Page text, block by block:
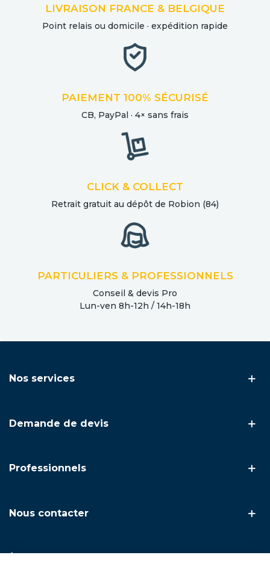
LIVRAISON FRANCE & BELGIQUE
Point relais ou domicile · expédition rapide
PAIEMENT 100% SÉCURISÉ
CB, PayPal · 4× sans frais
CLICK & COLLECT
Retrait gratuit au dépôt de Robion (84)
PARTICULIERS & PROFESSIONNELS
Conseil & devis Pro
Lun-ven 8h-12h / 14h-18h
Nos services
Demande de devis
Professionnels
Nous contacter